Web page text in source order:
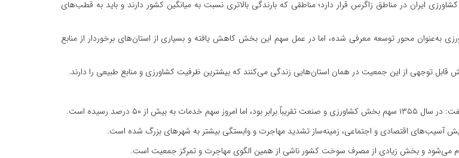
کشور اظهار کرد: حدود ۴۸ درصد اراضی مرغوب کشاورزی ایران در مناطق زاگرس قرار دارد؛ مناطقی که بارندگی بالاتری نسبت به میانگین کشور دارند و باید به قطب‌های
به‌عنوان محور توسعه معرفی شده، اما در عمل سهم این بخش کاهش یافته و بسیاری از استان‌های برخوردار از منابع
توجهی از این جمعیت در همان استان‌هایی زندگی می‌کنند که بیشترین ظرفیت کشاورزی و منابع طبیعی را دارند.
۵۰ درصد رسیده است.
آسیب‌های اقتصادی و اجتماعی، زمینه‌ساز تشدید مهاجرت و وابستگی بیشتر به شهرهای بزرگ شده است.
می‌شود و بخش زیادی از مصرف سوخت کشور ناشی از همین الگوی مهاجرت و تمرکز جمعیت است.